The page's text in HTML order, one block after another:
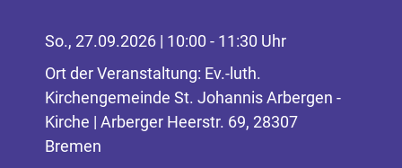
So., 27.09.2026 | 10:00 - 11:30 Uhr
Ort der Veranstaltung: Ev.-luth.
Kirchengemeinde St. Johannis Arbergen -
Kirche | Arberger Heerstr. 69, 28307
Bremen